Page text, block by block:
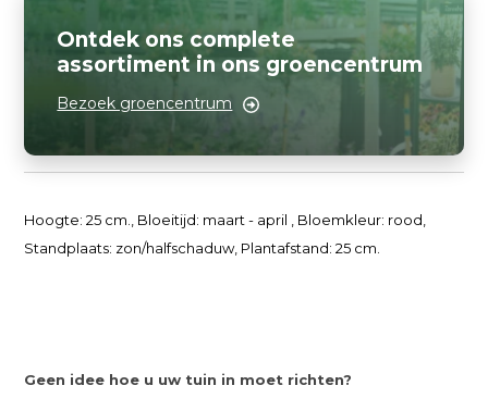
Ontdek ons complete
assortiment in ons groencentrum
Bezoek groencentrum
Hoogte: 25 cm., Bloeitijd: maart - april , Bloemkleur: rood,
Standplaats: zon/halfschaduw, Plantafstand: 25 cm.
Geen idee hoe u uw tuin in moet richten?